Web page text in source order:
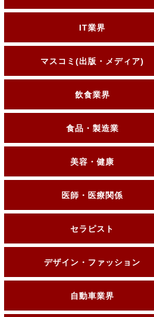
IT業界
マスコミ(出版・メディア)
飲食業界
食品・製造業
美容・健康
医師・医療関係
セラピスト
デザイン・ファッション
自動車業界